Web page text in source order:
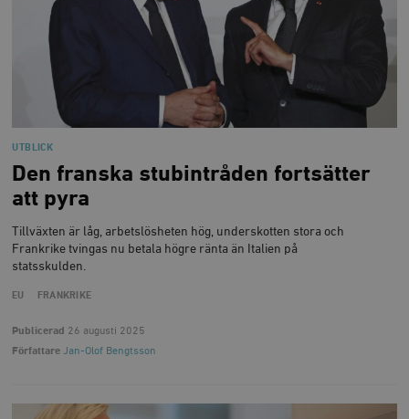
UTBLICK
Den franska stubintråden fortsätter
att pyra
Tillväxten är låg, arbetslösheten hög, underskotten stora och
Frankrike tvingas nu betala högre ränta än Italien på
statsskulden.
EU FRANKRIKE
Publicerad 26 augusti 2025
Författare Jan-Olof Bengtsson